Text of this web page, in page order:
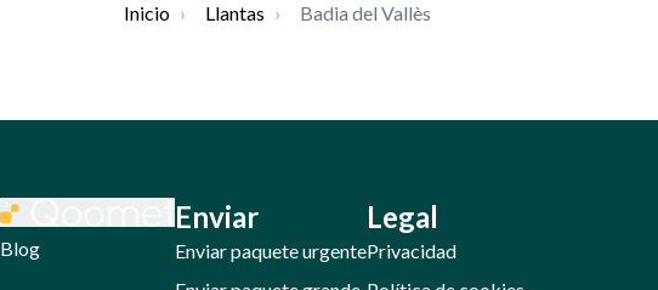
Inicio › Llantas › Badia del Vallès
Blog
Enviar
Enviar paquete urgente
Legal
Privacidad